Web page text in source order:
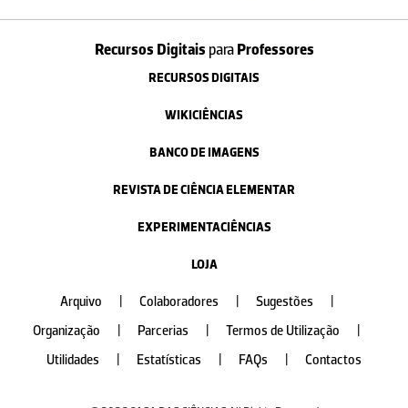
Recursos Digitais paraProfessores
RECURSOS DIGITAIS
WIKICIÊNCIAS
BANCO DE IMAGENS
REVISTA DE CIÊNCIA ELEMENTAR
EXPERIMENTACIÊNCIAS
LOJA
Arquivo Colaboradores Sugestões
Organização
Parcerias Termos de Utilização
Utilidades
Estatísticas FAQs Contactos